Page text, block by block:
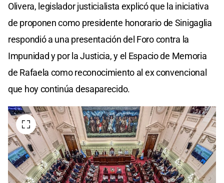
Olivera, legislador justicialista explicó que la iniciativa
de proponen como presidente honorario de Sinigaglia
respondió a una presentación del Foro contra la
Impunidad y por la Justicia, y el Espacio de Memoria
de Rafaela como reconocimiento al ex convencional
que hoy continúa desaparecido.